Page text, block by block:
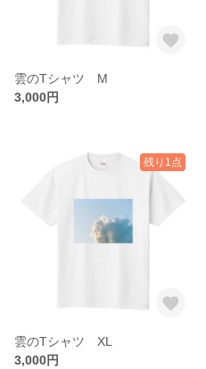
雲のTシャツ M
3,000円
残り1点
雲のTシャツ XL
3,000円